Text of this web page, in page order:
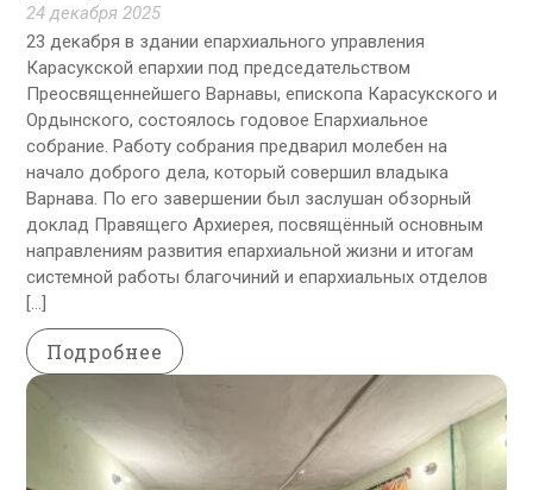
24 декабря 2025
23 декабря в здании епархиального управления
Карасукской епархии под председательством
Преосвященнейшего Варнавы, епископа Карасукского и
Ордынского, состоялось годовое Епархиальное
собрание. Работу собрания предварил молебен на
начало доброго дела, который совершил владыка
Варнава. По его завершении был заслушан обзорный
доклад Правящего Архиерея, посвящённый основным
направлениям развития епархиальной жизни и итогам
системной работы благочиний и епархиальных отделов
[…]
Подробнее